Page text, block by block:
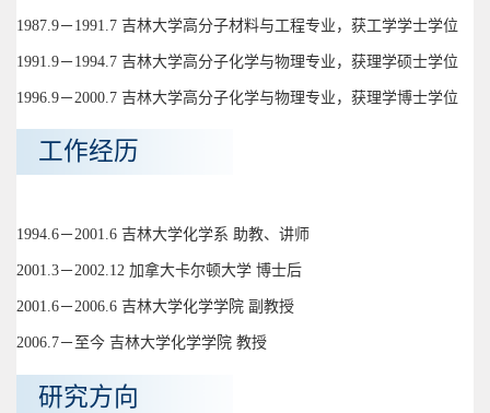
1987.9－1991.7 吉林大学高分子材料与工程专业，获工学学士学位
1991.9－1994.7 吉林大学高分子化学与物理专业，获理学硕士学位
1996.9－2000.7 吉林大学高分子化学与物理专业，获理学博士学位
工作经历
1994.6－2001.6 吉林大学化学系 助教、讲师
2001.3－2002.12 加拿大卡尔顿大学 博士后
2001.6－2006.6 吉林大学化学学院 副教授
2006.7－至今 吉林大学化学学院 教授
研究方向